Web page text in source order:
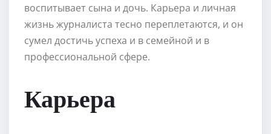
воспитывает сына и дочь. Карьера и личная
жизнь журналиста тесно переплетаются, и он
сумел достичь успеха и в семейной и в
профессиональной сфере.
Карьера